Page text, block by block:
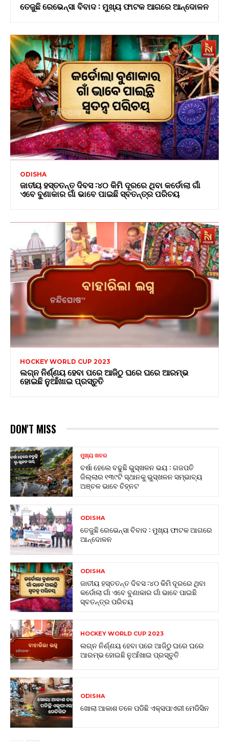
ତେଜୁଛି ରେଭେନ୍ସା ବିବାଦ : ମୁଖ୍ୟ ଫାଟକ ଆଗରେ ଆନ୍ଦୋଳନ
ODISHA
ଜାତୀୟ ହସ୍ତତନ୍ତ ଦିବସ :୪୦ କିମି ଦୂରରେ ଥିବା କର୍ଡୋଲା ଗାଁ
ଏବେ ବୁଣାକାର ଗାଁ ଭାବେ ପାଇଛି ସ୍ବତନ୍ତ୍ର ପରିଚୟ
HOCKEY WORLD CUP 2023
ଲଗ୍ନ ନିର୍ଣ୍ଣୟ ହେବା ପରେ ଆଜିଠୁ ଘରେ ଘରେ ଆରମ୍ଭ
ହୋଇଛି ନୁଆଁଖାଇ ପ୍ରସ୍ତୁତି
DON'T MISS
ମୁଖ୍ୟ ଖବର
ବର୍ଷା ହେଲେ ବଢୁଛି ଭୁସ୍ଖଳନ ଭୟ : ଗଜପତି
ଜିଲ୍ଲାର ୧୩୯ଟି ସ୍ଥାନକୁ ଭୁସ୍ଖଳନ ସମ୍ଭାବ୍ୟ
ଅଞ୍ଚଳ ଭାବେ ଚିହ୍ନଟ
ODISHA
ତେଜୁଛି ରେଭେନ୍ସା ବିବାଦ : ମୁଖ୍ୟ ଫାଟକ ଆଗରେ
ଆନ୍ଦୋଳନ
ODISHA
ଜାତୀୟ ହସ୍ତତନ୍ତ ଦିବସ :୪୦ କିମି ଦୂରରେ ଥିବା
କର୍ଡୋଲା ଗାଁ ଏବେ ବୁଣାକାର ଗାଁ ଭାବେ ପାଇଛି
ସ୍ବତନ୍ତ୍ର ପରିଚୟ
HOCKEY WORLD CUP 2023
ଲଗ୍ନ ନିର୍ଣ୍ଣୟ ହେବା ପରେ ଆଜିଠୁ ଘରେ ଘରେ
ଆରମ୍ଭ ହୋଇଛି ନୁଆଁଖାଇ ପ୍ରସ୍ତୁତି
ODISHA
ଖୋଲା ଆକାଶ ତଳେ ପଡିଛି ଏକ୍ସପାଏରୀ ମେଡିସିନ